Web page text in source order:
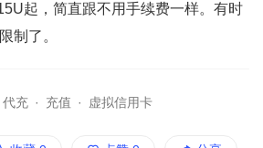
起，简直跟不用手续费一样。有时
制了。
代充 · 充值 · 虚拟信用卡